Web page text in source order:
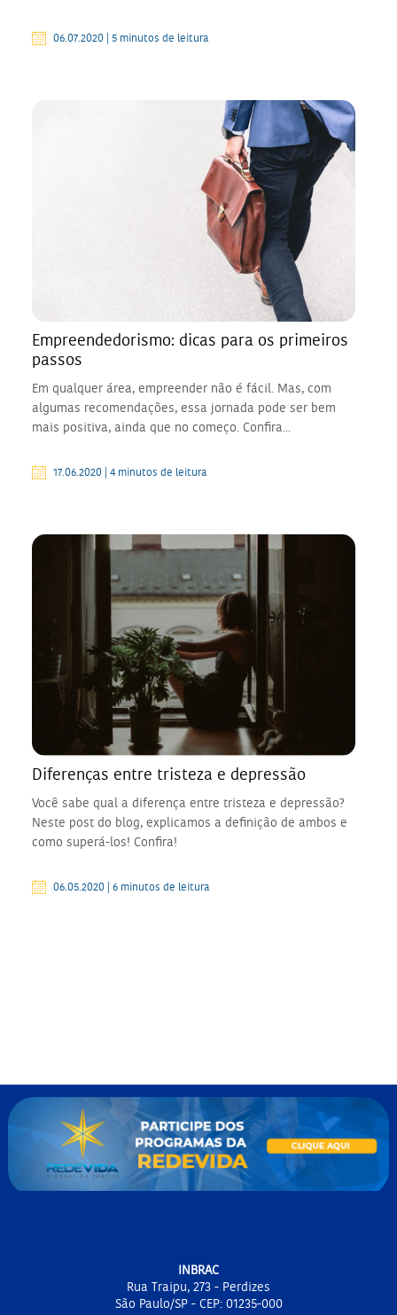
06.07.2020 | 5 minutos de leitura
Empreendedorismo: dicas para os primeiros
passos
Em qualquer área, empreender não é fácil. Mas, com
algumas recomendações, essa jornada pode ser bem
mais positiva, ainda que no começo. Confira...
17.06.2020 | 4 minutos de leitura
Diferenças entre tristeza e depressão
Você sabe qual a diferença entre tristeza e depressão?
Neste post do blog, explicamos a definição de ambos e
como superá-los! Confira!
06.05.2020 | 6 minutos de leitura
INBRAC
Rua Traipu, 273 - Perdizes
São Paulo/SP - CEP: 01235-000